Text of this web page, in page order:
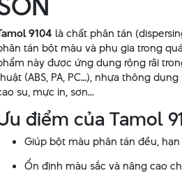
9104 là chất phân tán
tán bột màu và phụ gia trong
này được ứng dụng rộng rãi
(ABS, PA, PC…), nhựa thông dụng
su, mực in, sơn...
điểm của Tamol
Giúp bột màu phân tán đều,
Ổn định màu sắc và nâng cao